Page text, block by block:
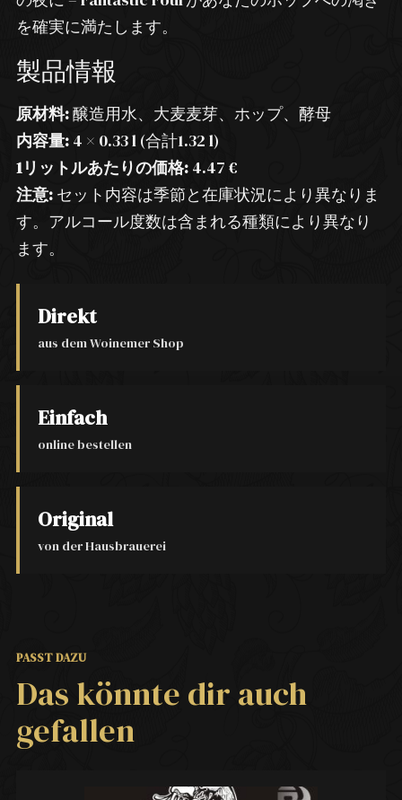
を確実に満たします。
製品情報
原材料:醸造用水、大麦麦芽、ホップ、酵母
内容量: 4 × 0.33 l (合計1.32 l)
1リットルあたりの価格: 4.47 €
注意: セット内容は季節と在庫状況により異なりま
す。アルコール度数は含まれる種類により異なり
ます。
Direkt
aus dem Woinemer Shop
Einfach
online bestellen
Original
von der Hausbrauerei
PASST DAZU
Das könnte dir auch
gefallen